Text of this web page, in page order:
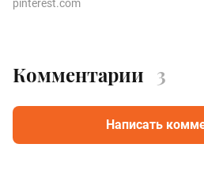
pinterest.com
Комментарии 3
Написать